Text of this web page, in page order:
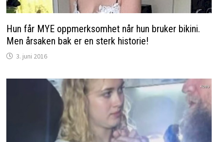
Hun får MYE oppmerksomhet når hun bruker bikini.
Men årsaken bak er en sterk historie!
3. juni 2016